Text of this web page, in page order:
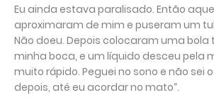
Eu ainda estava paralisado. Então
aproximaram de mim e puseram um
Não doeu. Depois colocaram uma
minha boca, e um líquido desceu pela
muito rápido. Peguei no sono e não sei
depois, até eu acordar no mato“.